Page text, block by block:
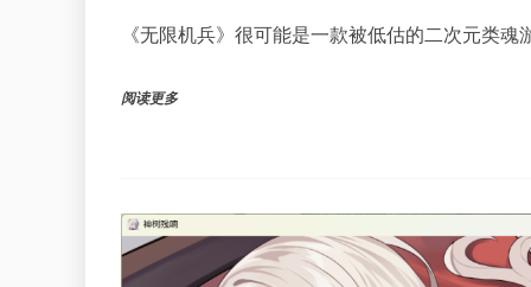
《无限机兵》很可能是一款被低估的二次元类魂
阅读更多